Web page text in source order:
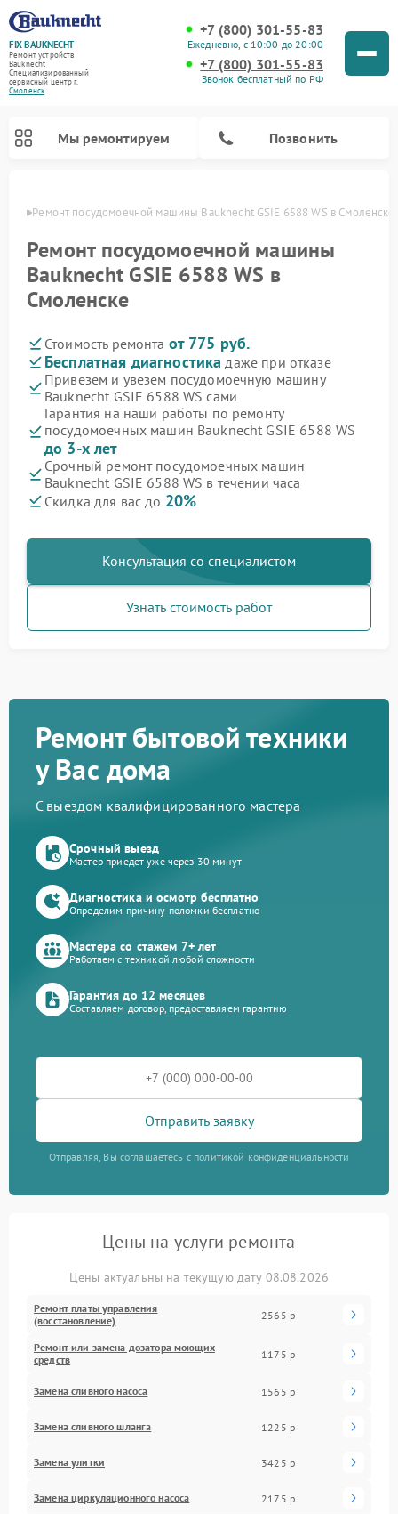
FIX-BAUKNECHT
Ремонт устройств
Bauknecht
Специализированный
cервисный центр г.
Смоленск
+7 (800) 301-55-83
Ежедневно, с 10:00 до 20:00
+7 (800) 301-55-83
Звонок бесплатный по РФ
Мы ремонтируем Позвонить
Ремонт посудомоечной машины Bauknecht GSIE 6588 WS в Смоленске
Ремонт посудомоечной машины
Bauknecht GSIE 6588 WS в
Смоленске
Стоимость ремонта от 775 руб.
Бесплатная диагностика даже при отказе
Привезем и увезем посудомоечную машину
Bauknecht GSIE 6588 WS сами
Гарантия на наши работы по ремонту
посудомоечных машин Bauknecht GSIE 6588 WS
до 3-х лет
Срочный ремонт посудомоечных машин
Bauknecht GSIE 6588 WS в течении часа
Скидка для вас до 20%
Консультация со специалистом
Узнать стоимость работ
Ремонт бытовой техники
у Вас дома
С выездом квалифицированного мастера
Срочный выезд
Мастер приедет уже через 30 минут
Диагностика и осмотр бесплатно
Определим причину поломки бесплатно
Мастера со стажем 7+ лет
Работаем с техникой любой сложности
Гарантия до 12 месяцев
Составляем договор, предоставляем гарантию
Отправить заявку
Отправляя, Вы соглашаетесь с политикой конфиденциальности
Цены на услуги ремонта
Цены актуальны на текущую дату 08.08.2026
Ремонт платы управления
(восстановление)
2565 р
Ремонт или замена дозатора моющих
средств
1175 р
Замена сливного насоса 1565 р
Замена сливного шланга 1225 р
Замена улитки 3425 р
Замена циркуляционного насоса 2175 р